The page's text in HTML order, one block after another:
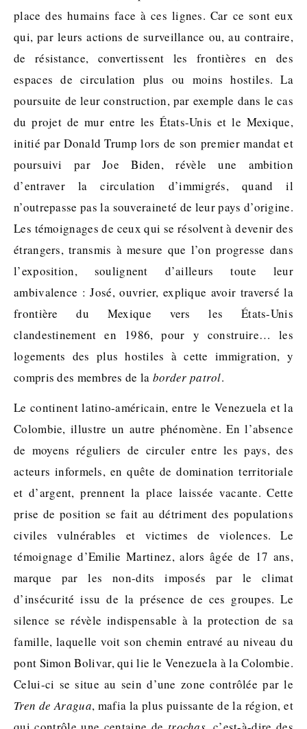
place des humains face à ces lignes. Car ce sont eux
qui, par leurs actions de surveillance ou, au contraire,
de résistance, convertissent les frontières en des
espaces de circulation plus ou moins hostiles. La
poursuite de leur construction, par exemple dans le cas
du projet de mur entre les États-Unis et le Mexique,
initié par Donald Trump lors de son premier mandat et
poursuivi par Joe Biden, révèle une ambition
d’entraver la circulation d’immigrés, quand il
n’outrepasse pas la souveraineté de leur pays d’origine.
Les témoignages de ceux qui se résolvent à devenir des
étrangers, transmis à mesure que l’on progresse dans
l’exposition, soulignent d’ailleurs toute leur
ambivalence : José, ouvrier, explique avoir traversé la
frontière du Mexique vers les États-Unis
clandestinement en 1986, pour y construire… les
logements des plus hostiles à cette immigration, y
compris des membres de la border patrol.
Le continent latino-américain, entre le Venezuela et la
Colombie, illustre un autre phénomène. En l’absence
de moyens réguliers de circuler entre les pays, des
acteurs informels, en quête de domination territoriale
et d’argent, prennent la place laissée vacante. Cette
prise de position se fait au détriment des populations
civiles vulnérables et victimes de violences. Le
témoignage d’Emilie Martinez, alors âgée de 17 ans,
marque par les non-dits imposés par le climat
d’insécurité issu de la présence de ces groupes. Le
silence se révèle indispensable à la protection de sa
famille, laquelle voit son chemin entravé au niveau du
pont Simon Bolivar, qui lie le Venezuela à la Colombie.
Celui-ci se situe au sein d’une zone contrôlée par le
Tren de Aragua, mafia la plus puissante de la région, et